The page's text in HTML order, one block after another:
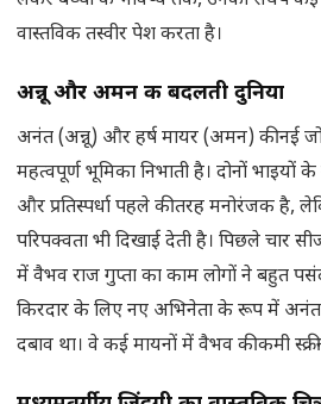
वास्तविक तस्वीर पेश करता है।
अन्नू और अमन की बदलती दुनिया
अनंत (अन्नू) और हर्ष मायर (अमन) की नई
महत्वपूर्ण भूमिका निभाती है। दोनों भाइयों
और प्रतिस्पर्धा पहले की तरह मनोरंजक है,
परिपक्वता भी दिखाई देती है। पिछले चार
में वैभव राज गुप्ता का काम लोगों ने बहुत
किरदार के लिए नए अभिनेता के रूप में
दबाव था। वे कई मायनों में वैभव की कमी